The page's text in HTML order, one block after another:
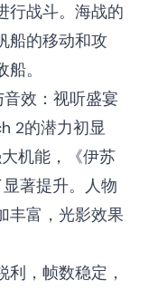
行战斗。海战的
船的移动和攻
。
效：视听盛宴
2的潜力初显
机能，《伊苏
著提升。人物
丰富，光影效果
，帧数稳定，